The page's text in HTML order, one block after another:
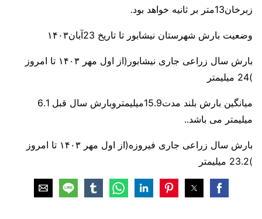
زبرخان13متر بر ثانیه خواهد بود.
وضعیت بارش شهرستان نیشابور تا تاریخ 23آبان۱۴۰۳
بارش سال زراعی جاری نیشابور(از اول مهر ۱۴۰۳ تا امروز
)24 میلیمتر
میانگین بارش بلند مدت15.9میلیمتروبارش سال قبل 6.1
میلیمتر می باشد..
بارش سال زراعی جاری فیروزه(از اول مهر ۱۴۰۳ تا امروز
)23.2 میلیمتر